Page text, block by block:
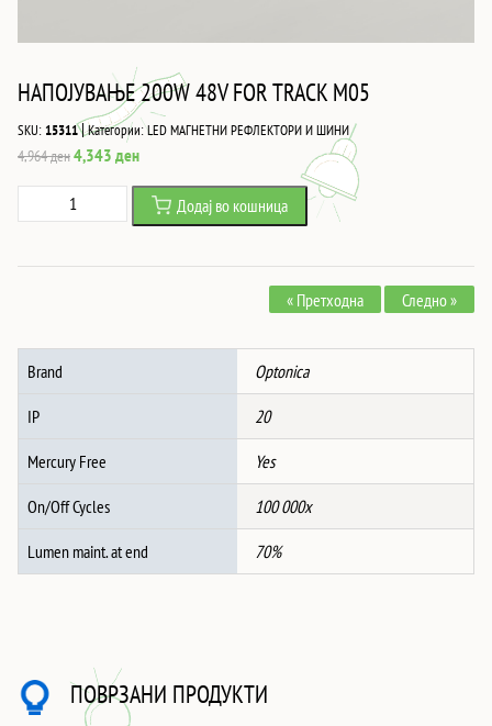
НАПОЈУВАЊЕ 200W 48V FOR TRACK M05
SKU:15311|Категории:LED МАГНЕТНИ РЕФЛЕКТОРИ И ШИНИ
4,964денOriginal
was:
4,964 ден.
4,343 денCurrent
4,343 ден.
НАПОЈУВАЊЕ
200W
количина
Додај во кошница
« Претходна Следно »
Brand Optonica
IP 20
Mercury Free Yes
On/Off Cycles 100 000x
Lumen maint. at end 70%
ПОВРЗАНИ ПРОДУКТИ